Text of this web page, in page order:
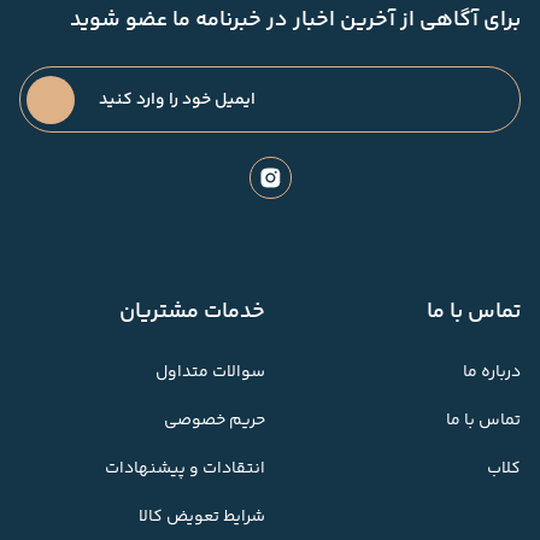
برای آگاهی از آخرین اخبار در خبرنامه ما عضو شوید
تماس با ما
درباره ما
تماس با ما
کلاب
خدمات مشتریان
سوالات متداول
حریم خصوصی
انتقادات و پیشنهادات
شرایط تعویض کالا